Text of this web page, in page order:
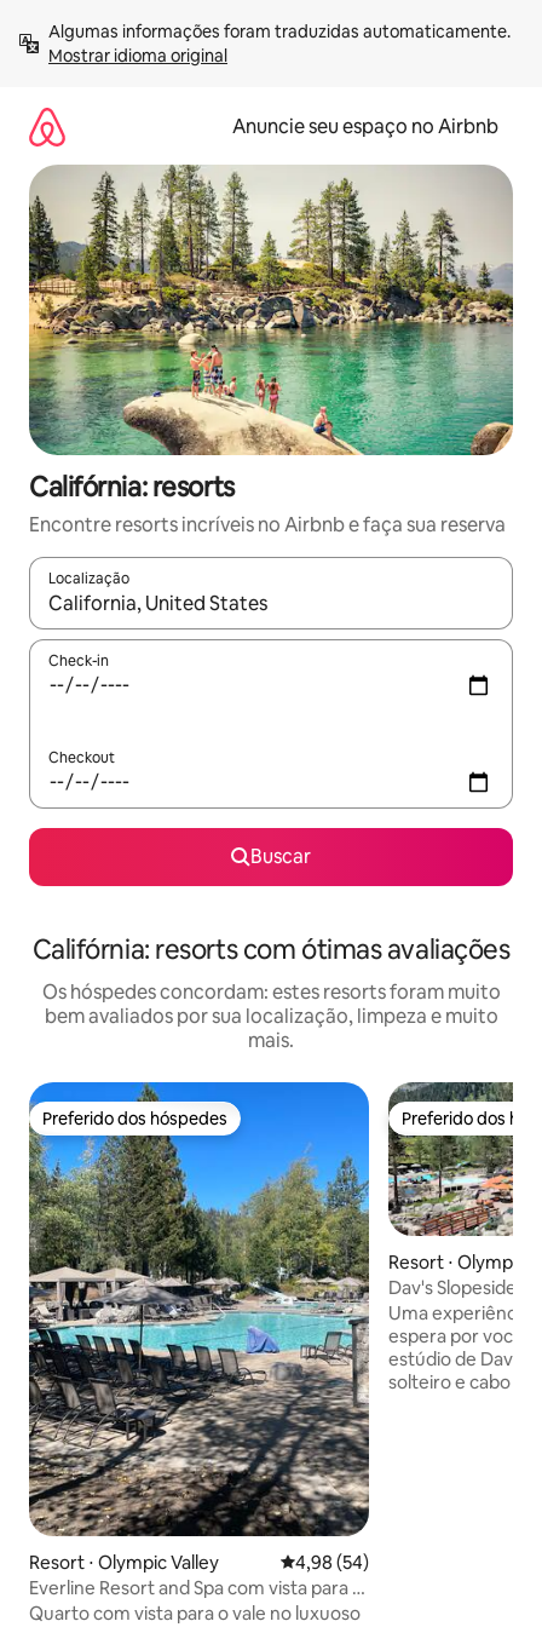
para
Mostrar idioma original
Anuncie seu espaço no Airbnb
Califórnia: resorts
Encontre resorts incríveis no Airbnb e faça sua reserva
Localização
Quando os resultados estiverem disponíveis, explore-os
Check-in
Checkout
Buscar
Califórnia: resorts com ótimas avaliações
Os hóspedes concordam: estes resorts foram muito
bem avaliados por sua localização, limpeza e muito
mais.
Preferido dos hóspedes
Preferido dos hóspedes
Resort ⋅ Olympic Valley 4,98 de uma avaliação média
4,98 (54)
Everline Resort and Spa com vista para a
floresta de Palisades
Quarto com vista para o vale no luxuoso
Preferido dos
Preferido dos
Resort ⋅ Olympic
Dav's Slopeside
Road
Uma experiência
espera por você
estúdio de Dav
solteiro e cabo